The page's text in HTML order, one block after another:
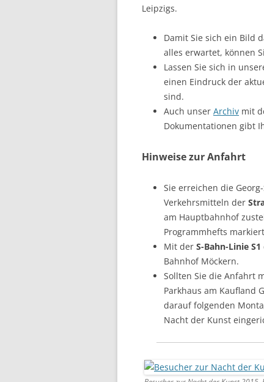
Leipzigs.
Damit Sie sich ein Bild
alles erwartet, können
Lassen Sie sich in
einen Eindruck der
sind.
Auch unser Archiv mit
Dokumentationen gibt
Hinweise zur Anfahrt
Sie erreichen die
Verkehrsmitteln der
am Hauptbahnhof
Programmhefts
Mit der S-Bahn-Linie S1
Bahnhof Möckern.
Sollten Sie die Anfahrt
Parkhaus am Kaufland
darauf folgenden
Nacht der Kunst